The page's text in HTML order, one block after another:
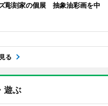
彫刻家の個展 抽象油彩画を中
る
遊ぶ